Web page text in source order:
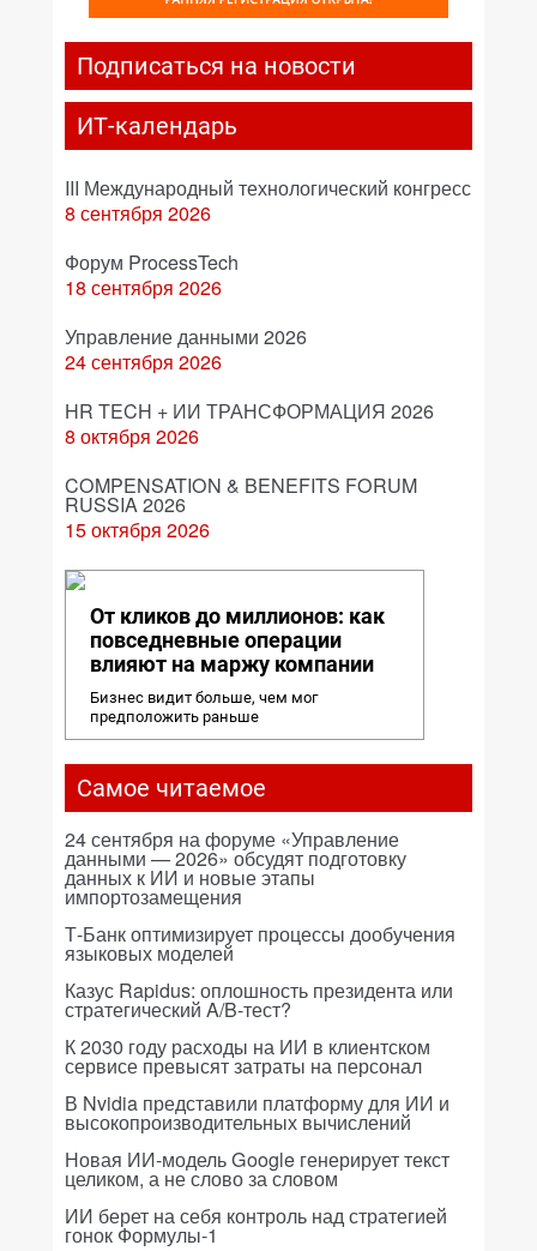
Подписаться на новости
ИТ-календарь
III Международный технологический конгресс
8 сентября 2026
Форум ProcessTech
18 сентября 2026
Управление данными 2026
24 сентября 2026
HR TECH + ИИ ТРАНСФОРМАЦИЯ 2026
8 октября 2026
COMPENSATION & BENEFITS FORUM
RUSSIA 2026
15 октября 2026
От кликов до миллионов: как
повседневные операции
влияют на маржу компании
Бизнес видит больше, чем мог
предположить раньше
Самое читаемое
24 сентября на форуме «Управление
данными — 2026» обсудят подготовку
данных к ИИ и новые этапы
импортозамещения
Т-Банк оптимизирует процессы дообучения
языковых моделей
Казус Rapidus: оплошность президента или
стратегический A/B-тест?
К 2030 году расходы на ИИ в клиентском
сервисе превысят затраты на персонал
В Nvidia представили платформу для ИИ и
высокопроизводительных вычислений
Новая ИИ-модель Google генерирует текст
целиком, а не слово за словом
ИИ берет на себя контроль над стратегией
гонок Формулы-1